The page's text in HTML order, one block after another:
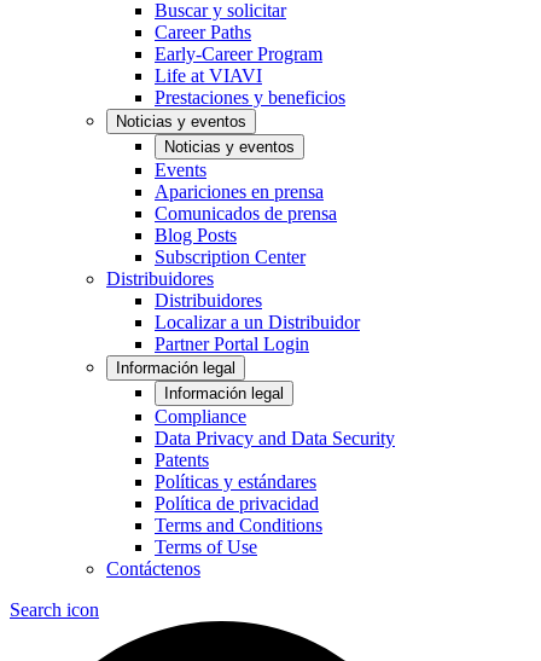
Buscar y solicitar
Career Paths
Early-Career Program
Life at VIAVI
Prestaciones y beneficios
Noticias y eventos
Noticias y eventos
Events
Apariciones en prensa
Comunicados de prensa
Blog Posts
Subscription Center
Distribuidores
Distribuidores
Localizar a un Distribuidor
Partner Portal Login
Información legal
Información legal
Compliance
Data Privacy and Data Security
Patents
Políticas y estándares
Política de privacidad
Terms and Conditions
Terms of Use
Contáctenos
Search icon